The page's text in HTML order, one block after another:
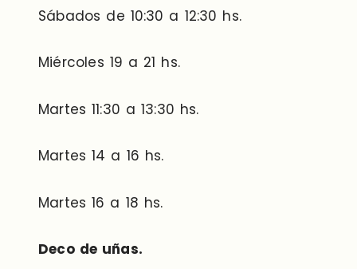
Sábados de 10:30 a 12:30 hs.
Miércoles 19 a 21 hs.
Martes 11:30 a 13:30 hs.
Martes 14 a 16 hs.
Martes 16 a 18 hs.
Deco de uñas.